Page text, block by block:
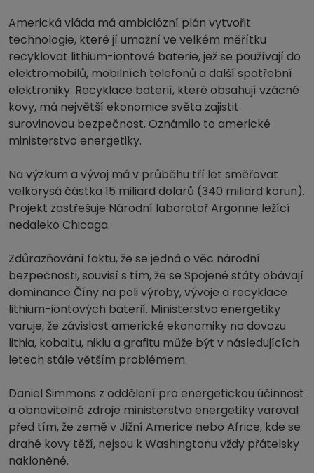
Americká vláda má ambiciózní plán vytvořit
technologie, které jí umožní ve velkém měřítku
recyklovat lithium-iontové baterie, jež se používají do
elektromobilů, mobilních telefonů a další spotřební
elektroniky. Recyklace baterií, které obsahují vzácné
kovy, má největší ekonomice světa zajistit
surovinovou bezpečnost. Oznámilo to americké
ministerstvo energetiky.
Na výzkum a vývoj má v průběhu tří let směřovat
velkorysá částka 15 miliard dolarů (340 miliard korun).
Projekt zastřešuje Národní laboratoř Argonne ležící
nedaleko Chicaga.
Zdůrazňování faktu, že se jedná o věc národní
bezpečnosti, souvisí s tím, že se Spojené státy obávají
dominance Číny na poli výroby, vývoje a recyklace
lithium-iontových baterií. Ministerstvo energetiky
varuje, že závislost americké ekonomiky na dovozu
lithia, kobaltu, niklu a grafitu může být v následujících
letech stále větším problémem.
Daniel Simmons z oddělení pro energetickou účinnost
a obnovitelné zdroje ministerstva energetiky varoval
před tím, že země v Jižní Americe nebo Africe, kde se
drahé kovy těží, nejsou k Washingtonu vždy přátelsky
nakloněné.